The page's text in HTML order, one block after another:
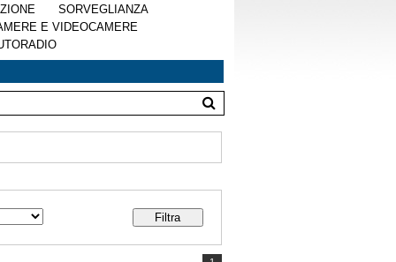
SORVEGLIANZA
E VIDEOCAMERE